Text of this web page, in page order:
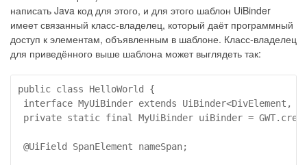
написать Java код для этого, и для этого шаблон UiBinder
имеет связанный класс-владелец, который даёт программный
доступ к элементам, объявленным в шаблоне. Класс-владелец
для приведённого выше шаблона может выглядеть так:
public class HelloWorld {
interface MyUiBinder extends UiBinder<DivElement,
private static final MyUiBinder uiBinder =
@UiField SpanElement nameSpan;